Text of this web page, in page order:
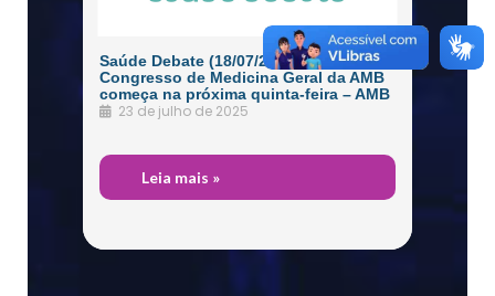
Saúde Debate (18/07/2025) – 3º
Congresso de Medicina Geral da AMB
começa na próxima quinta-feira – AMB
23 de julho de 2025
Leia mais »